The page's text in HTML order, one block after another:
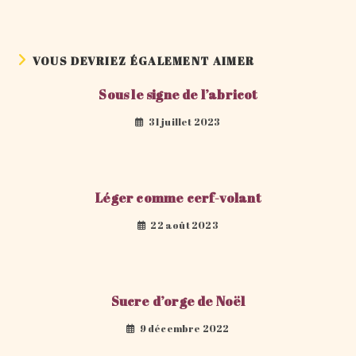
VOUS DEVRIEZ ÉGALEMENT AIMER
Sous le signe de l’abricot
31 juillet 2023
Léger comme cerf-volant
22 août 2023
Sucre d’orge de Noël
9 décembre 2022